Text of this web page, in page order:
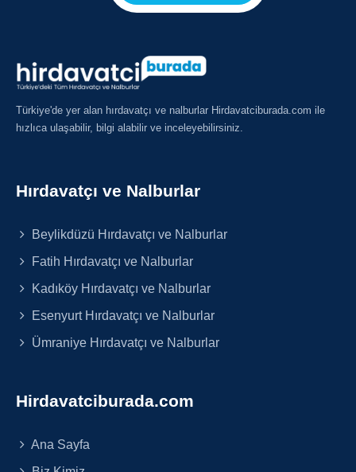
Türkiye'de yer alan hırdavatçı ve nalburlar Hirdavatciburada.com ile
hızlıca ulaşabilir, bilgi alabilir ve inceleyebilirsiniz.
Hırdavatçı ve Nalburlar
Beylikdüzü Hırdavatçı ve Nalburlar
Fatih Hırdavatçı ve Nalburlar
Kadıköy Hırdavatçı ve Nalburlar
Esenyurt Hırdavatçı ve Nalburlar
Ümraniye Hırdavatçı ve Nalburlar
Hirdavatciburada.com
Ana Sayfa